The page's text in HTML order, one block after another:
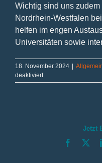
Wichtig sind uns
Nordrhein-Westfalen
helfen im engen
Universitäten sowie
18. November 2024 |
deaktiviertfür
Bericht
Jetzt
Facebook